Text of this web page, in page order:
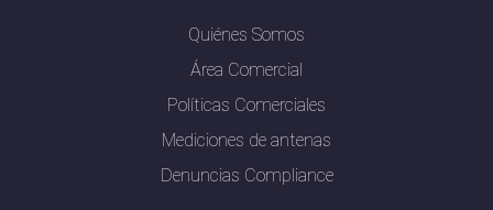
Quiénes Somos
Área Comercial
Políticas Comerciales
Mediciones de antenas
Denuncias Compliance